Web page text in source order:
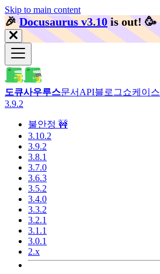
Skip to main content
🎉️Docusaurus v3.10 is out! 🥳️
도큐사우루스문서 API블로그쇼케이스
3.9.2
불안정 🚧
3.10.2
3.9.2
3.8.1
3.7.0
3.6.3
3.5.2
3.4.0
3.3.2
3.2.1
3.1.1
3.0.1
2.x